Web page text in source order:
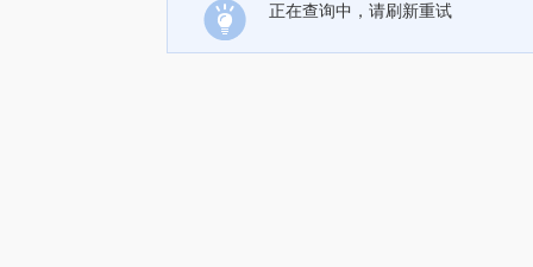
正在查询中，请刷新重试